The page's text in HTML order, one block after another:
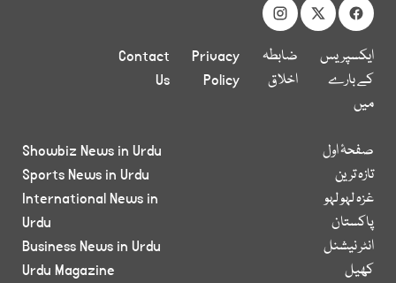
ایکسپریس
کے بارے
میں
ضابطہ
اخلاق
Privacy
Policy
Contact
Us
صفحۂ اول
تازہ ترین
غزہ لہو لہو
پاکستان
انٹر نیشنل
کھیل
Showbiz News in Urdu
Sports News in Urdu
International News in
Urdu
Business News in Urdu
Urdu Magazine